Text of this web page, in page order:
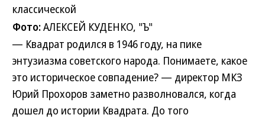
классической
Фото:АЛЕКСЕЙ КУДЕНКО, "Ъ"
— Квадрат родился в 1946 году, на пике
энтузиазма советского народа. Понимаете, какое
это историческое совпадение? — директор МКЗ
Юрий Прохоров заметно разволновался, когда
дошел до истории Квадрата. До того